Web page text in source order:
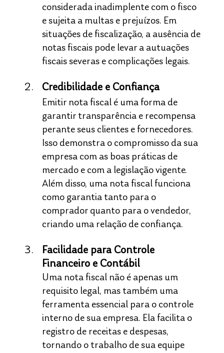
considerada inadimplente com o fisco
e sujeita a multas e prejuízos. Em
situações de fiscalização, a ausência de
notas fiscais pode levar a autuações
fiscais severas e complicações legais.
Credibilidade e Confiança
Emitir nota fiscal é uma forma de
garantir transparência e recompensa
perante seus clientes e fornecedores.
Isso demonstra o compromisso da sua
empresa com as boas práticas de
mercado e com a legislação vigente.
Além disso, uma nota fiscal funciona
como garantia tanto para o
comprador quanto para o vendedor,
criando uma relação de confiança.
Facilidade para Controle
Financeiro e Contábil
Uma nota fiscal não é apenas um
requisito legal, mas também uma
ferramenta essencial para o controle
interno de sua empresa. Ela facilita o
registro de receitas e despesas,
tornando o trabalho de sua equipe